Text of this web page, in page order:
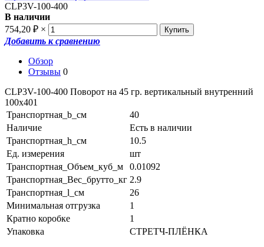
CLP3V-100-400
В наличии
754,20 ₽ ×
Добавить к сравнению
Обзор
Отзывы 0
CLP3V-100-400 Поворот на 45 гр. вертикальный внутренний
100х401
Транспортная_b_см
40
Наличие
Есть в наличии
Транспортная_h_см
10.5
Ед. измерения
шт
Транспортная_Объем_куб_м
0.01092
Транспортная_Вес_брутто_кг 2.9
Транспортная_l_см
26
Минимальная отгрузка
1
Кратно коробке
1
Упаковка
СТРЕТЧ-ПЛЁНКА